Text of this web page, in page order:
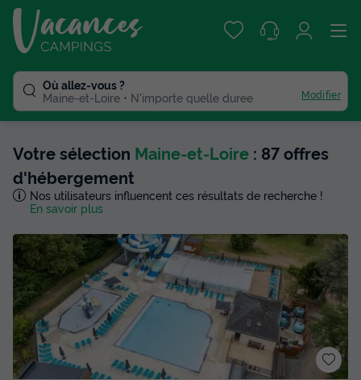
Où allez-vous ?
Maine-et-Loire
N'importe quelle duree Modifier
Votre sélection Maine-et-Loire : 87 offres
d'hébergement
Nos utilisateurs influencent ces résultats de recherche !
En savoir plus